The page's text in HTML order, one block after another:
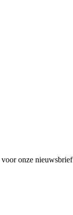
onze nieuwsbrief